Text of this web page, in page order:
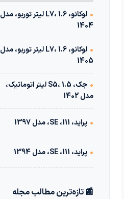
•
لوکانو، L7، 1.6 لیتر توربو، مدل
1404
•
لوکانو، L7، 1.6 لیتر توربو، مدل
1405
•
جک، S5، 1.5 لیتر اتوماتیک،
مدل 1402
• پراید، 111، SE، مدل 1397
• پراید، 111، SE، مدل 1394
📰 تازه‌ترین مطالب مجله